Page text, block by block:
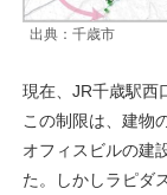
出典：千歳市
現在、JR千歳駅西
この制限は、建物
オフィスビルの建
た。しかしラピダ